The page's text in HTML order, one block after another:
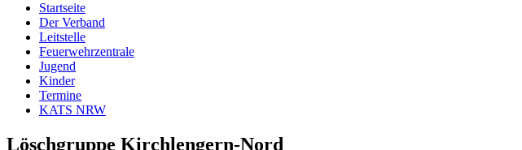
Startseite
Der Verband
Leitstelle
Feuerwehrzentrale
Jugend
Kinder
Termine
KATS NRW
Löschgruppe Kirchlengern-Nord